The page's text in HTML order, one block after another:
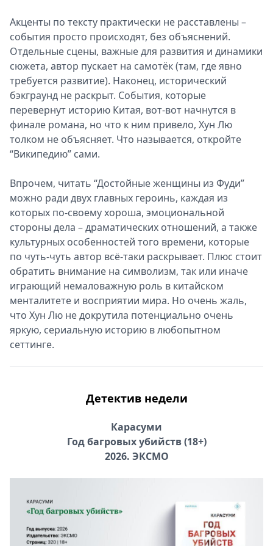
Акценты по тексту практически не расставлены –
события просто происходят, без объяснений.
Отдельные сцены, важные для развития и динамики
сюжета, автор пускает на самотёк (там, где явно
требуется развитие). Наконец, исторический
бэкграунд не раскрыт. События, которые
перевернут историю Китая, вот-вот начнутся в
финале романа, но что к ним привело, Хун Лю
толком не объясняет. Что называется, откройте
“Википедию” сами.
Впрочем, читать “Достойные женщины из Фуди”
можно ради двух главных героинь, каждая из
которых по-своему хороша, эмоциональной
стороны дела – драматических отношений, а также
культурных особенностей того времени, которые
по чуть-чуть автор всё-таки раскрывает. Плюс стоит
обратить внимание на символизм, так или иначе
играющий немаловажную роль в китайском
менталитете и восприятии мира. Но очень жаль,
что Хун Лю не докрутила потенциально очень
яркую, сериальную историю в любопытном
сеттинге.
Детектив недели
Карасуми
Год багровых убийств (18+)
2026. ЭКСМО